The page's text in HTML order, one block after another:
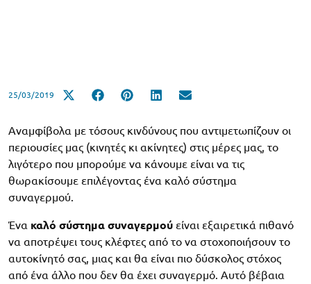
25/03/2019
Αναμφίβολα με τόσους κινδύνους που αντιμετωπίζουν οι
περιουσίες μας (κινητές κι ακίνητες) στις μέρες μας, το
λιγότερο που μπορούμε να κάνουμε είναι να τις
θωρακίσουμε επιλέγοντας ένα καλό σύστημα
συναγερμού.
Ένα καλό σύστημα συναγερμού είναι εξαιρετικά πιθανό
να αποτρέψει τους κλέφτες από το να στοχοποιήσουν το
αυτοκίνητό σας, μιας και θα είναι πιο δύσκολος στόχος
από ένα άλλο που δεν θα έχει συναγερμό. Αυτό βέβαια